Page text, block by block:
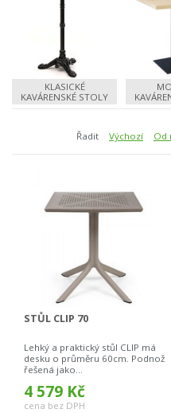
KLASICKÉ
KAVÁRENSKÉ STOLY
Řadit Výchozí Od
STŮL CLIP 70
Lehký a praktický stůl CLIP má
desku o průměru 60cm. Podnož
řešená jako...
4 579 Kč
cena bez DPH